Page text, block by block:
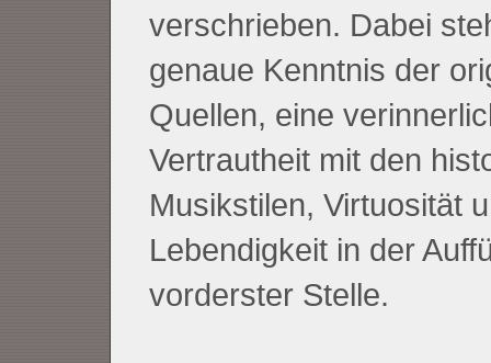
verschrieben. Dabei
genaue Kenntnis der
Quellen, eine
Vertrautheit mit den
Musikstilen, Virtuosität
Lebendigkeit in der
vorderster Stelle.